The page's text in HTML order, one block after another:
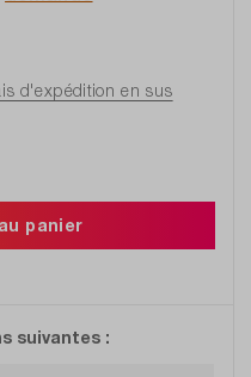
d'expédition en sus
panier
suivantes :